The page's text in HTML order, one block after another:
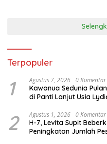
Terpopuler
1 Agustus 7, 2026 0 Komentar
Kawanua Sedunia
di Panti Lanjut Usia
2 Agustus 1, 2026 0 Komentar
H-7, Levita Supit
Peningkatan Jumlah